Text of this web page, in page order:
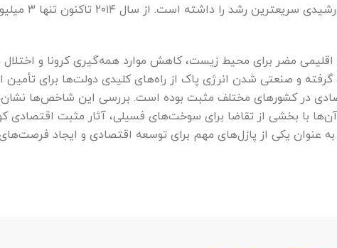
می‌شود. در این میان
مضر برای محیط زیست، کاهش موارد همه‌گیری کرونا و اختلال
و صنعتی شدن انرژی پاک از راه‌های کلیدی دولت‌ها برای تأمین
در کشور‌های مختلف مثبت بوده است. بررسی این شاخص‌ها
آن‌ها با بخشی از تقاضا برای سوخت‌های فسیلی، آثار مثبت اقتصادی
عنوان یکی از پازل‌های مهم برای توسعه اقتصادی و ایجاد